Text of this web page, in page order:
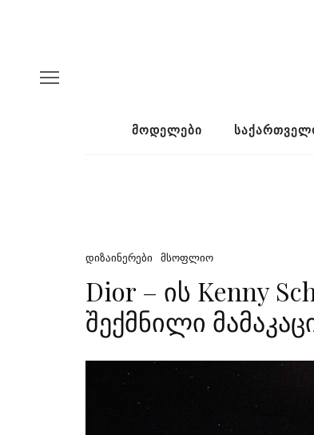
ᲛᲝᲓᲔᲚᲔᲑᲘ
ᲓᲘᲖᲐᲘᲜᲔᲠᲔᲑᲘ ᲛᲡᲝᲤᲚᲘᲝ
Dior – ის Kenny
შექმნილი